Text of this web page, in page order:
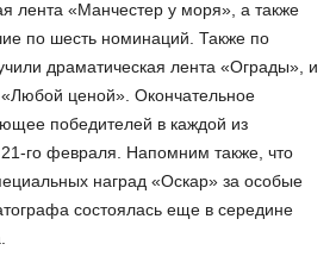
лента «Манчестер у моря», а также
по шесть номинаций. Также по
драматическая лента «Ограды», и
ценой». Окончательное
победителей в каждой из
21-го февраля. Напомним также, что
наград «Оскар» за особые
состоялась еще в середине